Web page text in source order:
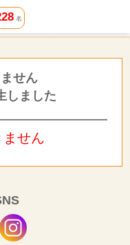
名
せん
しました
せん